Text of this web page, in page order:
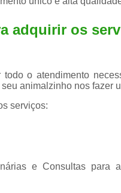
adquirir os
todo o atendimento
animalzinho nos fazer
serviços:
e Consultas para